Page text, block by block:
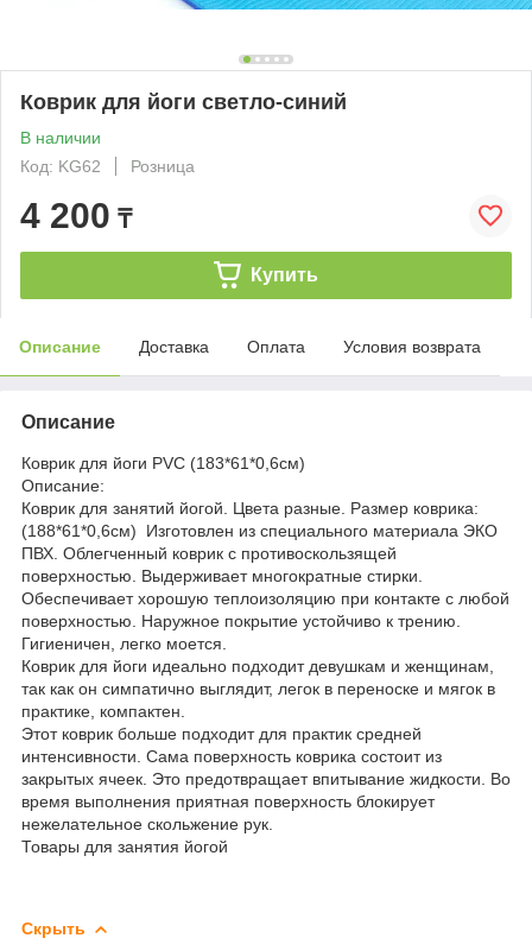
Коврик для йоги светло-синий
В наличии
Код: KG62
Розница
4 200 ₸
Купить
Описание Доставка Оплата Условия возврата
Описание
Коврик для йоги PVC (183*61*0,6см)
Описание:
Коврик для занятий йогой. Цвета разные. Размер коврика:
(188*61*0,6см) Изготовлен из специального материала ЭКО
ПВХ. Облегченный коврик с противоскользящей
поверхностью. Выдерживает многократные стирки.
Обеспечивает хорошую теплоизоляцию при контакте с любой
поверхностью. Наружное покрытие устойчиво к трению.
Гигиеничен, легко моется.
Коврик для йоги идеально подходит девушкам и женщинам,
так как он симпатично выглядит, легок в переноске и мягок в
практике, компактен.
Этот коврик больше подходит для практик средней
интенсивности. Сама поверхность коврика состоит из
закрытых ячеек. Это предотвращает впитывание жидкости. Во
время выполнения приятная поверхность блокирует
нежелательное скольжение рук.
Товары для занятия йогой
Скрыть